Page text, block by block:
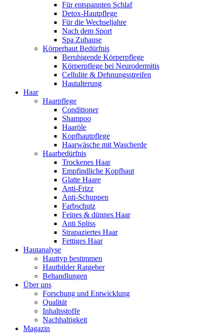
Für entspannten Schlaf
Detox-Hautpflege
Für die Wechseljahre
Nach dem Sport
Spa Zuhause
Körperhaut Bedürfnis
Beruhigende Körperpflege
Körperpflege bei Neurodermitis
Cellulite & Dehnungsstreifen
Hautalterung
Haar
Haarpflege
Conditioner
Shampoo
Haaröle
Kopfhautpflege
Haarwäsche mit Wascherde
Haarbedürfnis
Trockenes Haar
Empfindliche Kopfhaut
Glatte Haare
Anti-Frizz
Anti-Schuppen
Farbschutz
Feines & dünnes Haar
Anti Spliss
Strapaziertes Haar
Fettiges Haar
Hautanalyse
Hauttyp bestimmen
Hautbilder Ratgeber
Behandlungen
Über uns
Forschung und Entwicklung
Qualität
Inhaltsstoffe
Nachhaltigkeit
Magazin